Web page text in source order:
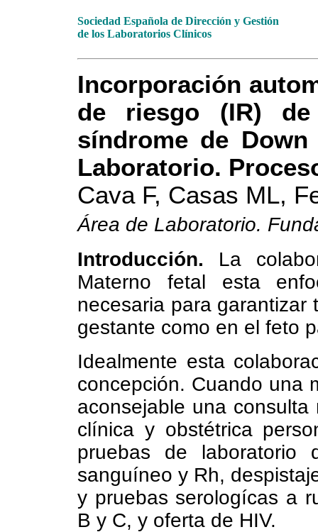
Sociedad Española de Dirección y Gestión
de los Laboratorios Clínicos
Incorporación
de riesgo (IR)
síndrome de
Laboratorio.
Cava F, Casas ML,
Área de Laboratorio.
Introducción. La
Materno fetal esta
necesaria para
gestante como en el feto
Idealmente esta
concepción. Cuando una
aconsejable una
clínica y obstétrica
pruebas de laboratorio
sanguíneo y Rh,
y pruebas serologícas a
B y C, y oferta de HIV.